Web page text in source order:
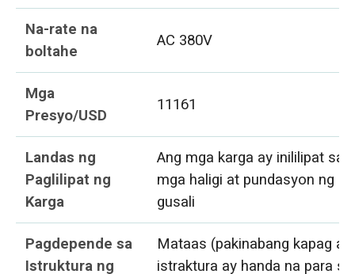
Na-rate na
boltahe
AC 380V
Mga
Presyo/USD
11161
Landas ng
Paglilipat ng
Karga
Ang mga karga ay inililipat sa
mga haligi at pundasyon ng
gusali
Pagdepende sa
Istruktura ng
Mataas (pakinabang kapag
istraktura ay handa na para sa